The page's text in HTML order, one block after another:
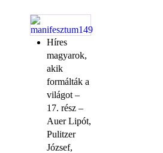
Híres
magyarok,
akik
formálták a
világot –
17. rész –
Auer Lipót,
Pulitzer
József,